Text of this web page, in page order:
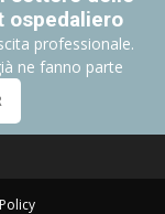
ospedaliero
professionale.
ne fanno parte